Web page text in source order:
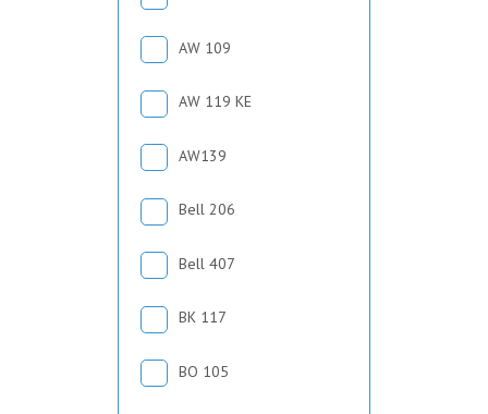
AW 109
AW 119 KE
AW139
Bell 206
Bell 407
BK 117
BO 105